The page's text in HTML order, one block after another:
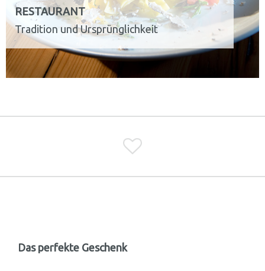
RESTAURANT
Tradition und Ursprünglichkeit

Das perfekte Geschenk